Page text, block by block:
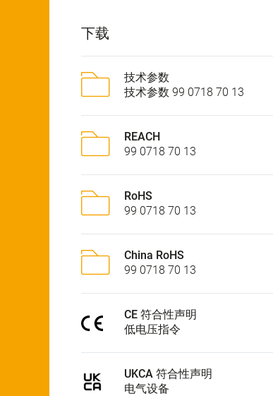
下载
技术参数
技术参数 99 0718 70 13
REACH
99 0718 70 13
RoHS
99 0718 70 13
China RoHS
99 0718 70 13
CE 符合性声明
低电压指令
UKCA 符合性声明
电气设备